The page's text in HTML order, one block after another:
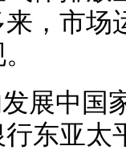
，市场
展中国
东亚太